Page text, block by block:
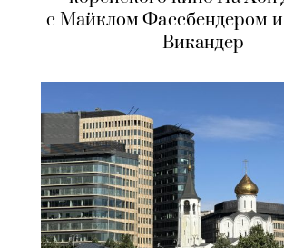
с Майклом Фассбендером
Викандер